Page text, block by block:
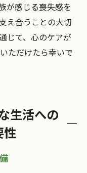
が感じる喪失感を
え合うことの大切
じて、心のケアが
ただけたら幸いで
生活への
性